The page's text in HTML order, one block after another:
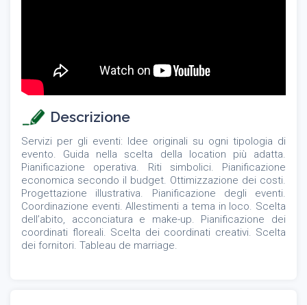
Descrizione
Servizi per gli eventi: Idee originali su ogni tipologia di
evento. Guida nella scelta della location più adatta.
Pianificazione operativa. Riti simbolici. Pianificazione
economica secondo il budget. Ottimizzazione dei costi.
Progettazione illustrativa. Pianificazione degli eventi.
Coordinazione eventi. Allestimenti a tema in loco. Scelta
dell’abito, acconciatura e make-up. Pianificazione dei
coordinati floreali. Scelta dei coordinati creativi. Scelta
dei fornitori. Tableau de marriage.